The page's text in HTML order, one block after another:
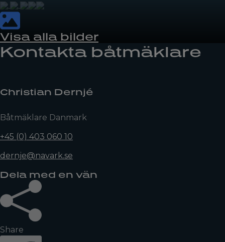
Visa alla bilder
Kontakta båtmäklare
Christian Dernjé
Båtmäklare Danmark
+45 (0) 403 060 10
dernje@navark.se
Dela med en vän
Share